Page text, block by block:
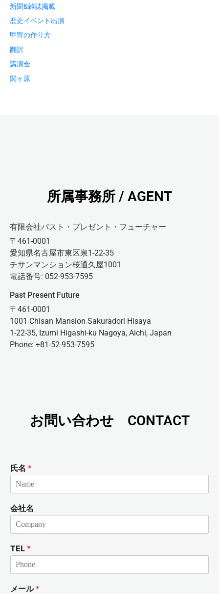
新聞&雑誌掲載
歴史イベント出演
甲冑の作り方
翻訳
講演会
関ヶ原
所属事務所 / AGENT
有限会社パスト・プレゼント・フューチャー
〒461-0001
愛知県名古屋市東区泉1-22-35
チサンマンション桜通久屋1001
電話番号: 052-953-7595
Past Present Future
〒461-0001
1001 Chisan Mansion Sakuradori Hisaya
1-22-35, Izumi Higashi-ku Nagoya, Aichi, Japan
Phone: +81-52-953-7595
お問い合わせ CONTACT
氏名 *
会社名
TEL *
メール *